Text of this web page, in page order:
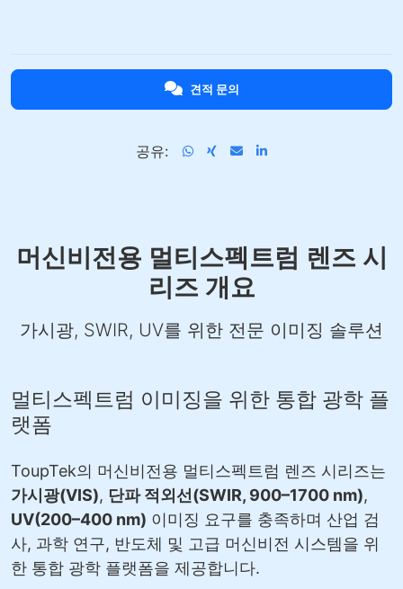
견적 문의
공유:
머신비전용 멀티스펙트럼 렌즈 시
리즈 개요
가시광, SWIR, UV를 위한 전문 이미징 솔루션
멀티스펙트럼 이미징을 위한 통합 광학 플
랫폼
ToupTek의 머신비전용 멀티스펙트럼 렌즈 시리즈는
가시광(VIS), 단파 적외선(SWIR, 900–1700 nm),
UV(200–400 nm) 이미징 요구를 충족하며 산업 검
사, 과학 연구, 반도체 및 고급 머신비전 시스템을 위
한 통합 광학 플랫폼을 제공합니다.